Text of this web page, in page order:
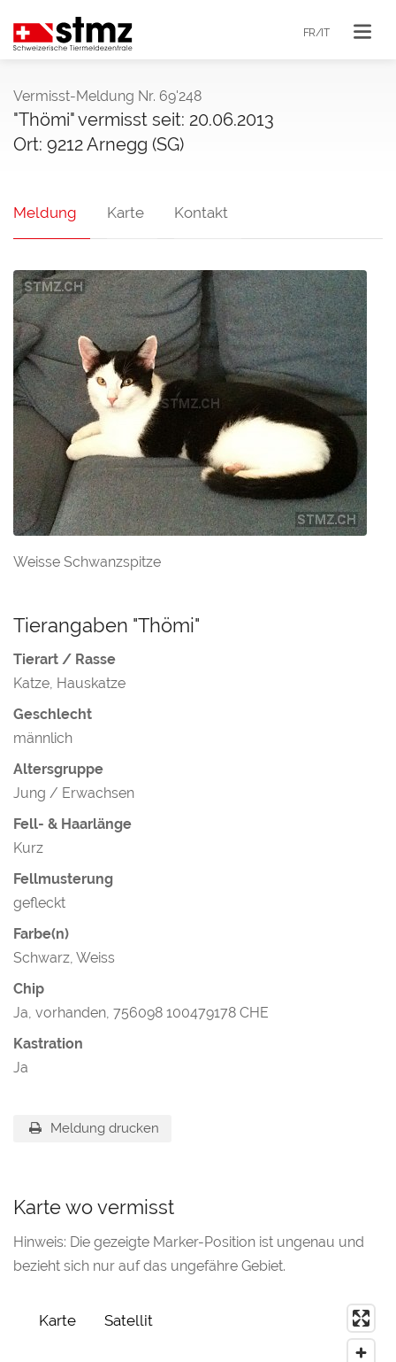
FR/IT
Vermisst-Meldung Nr. 69'248
"Thömi" vermisst seit: 20.06.2013
Ort: 9212 Arnegg (SG)
Meldung Karte Kontakt
Weisse Schwanzspitze
Tierangaben "Thömi"
Tierart / Rasse
Katze, Hauskatze
Geschlecht
männlich
Altersgruppe
Jung / Erwachsen
Fell- & Haarlänge
Kurz
Fellmusterung
gefleckt
Farbe(n)
Schwarz, Weiss
Chip
Ja, vorhanden, 756098 100479178 CHE
Kastration
Ja
Meldung drucken
Karte wo vermisst
Hinweis: Die gezeigte Marker-Position ist ungenau und
bezieht sich nur auf das ungefähre Gebiet.
Karte Satellit